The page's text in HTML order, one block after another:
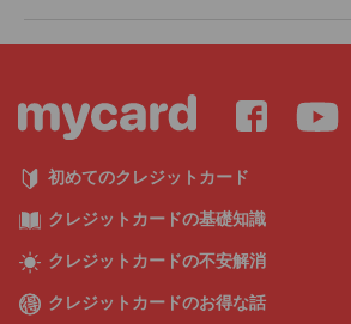
初めてのクレジットカード
クレジットカードの基礎知識
クレジットカードの不安解消
クレジットカードのお得な話